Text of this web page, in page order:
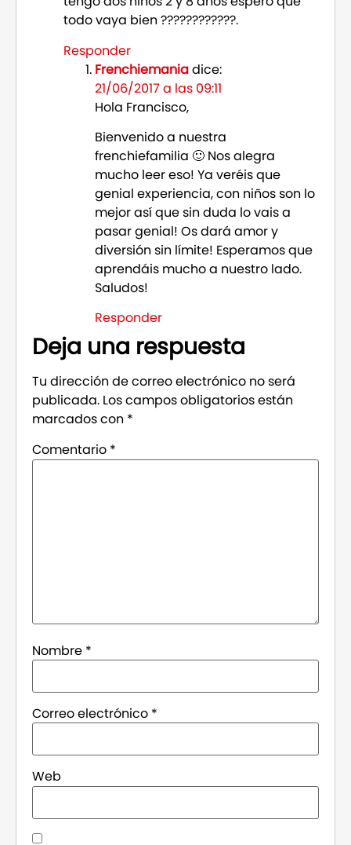
todo vaya bien ????????????.
Responder
Frenchiemaniadice:
21/06/2017 a las 09:11
Hola Francisco,
Bienvenido a nuestra
frenchiefamilia 🙂 Nos alegra
mucho leer eso! Ya veréis que
genial experiencia, con niños son lo
mejor así que sin duda lo vais a
pasar genial! Os dará amor y
diversión sin límite! Esperamos que
aprendáis mucho a nuestro lado.
Saludos!
Responder
Deja una respuesta
Tu dirección de correo electrónico no será
publicada. Los campos obligatorios están
marcados con *
Comentario *
Nombre *
Correo electrónico *
Web